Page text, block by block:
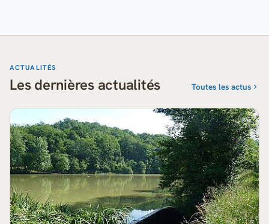
ACTUALITÉS
Les dernières actualités Toutes les actus